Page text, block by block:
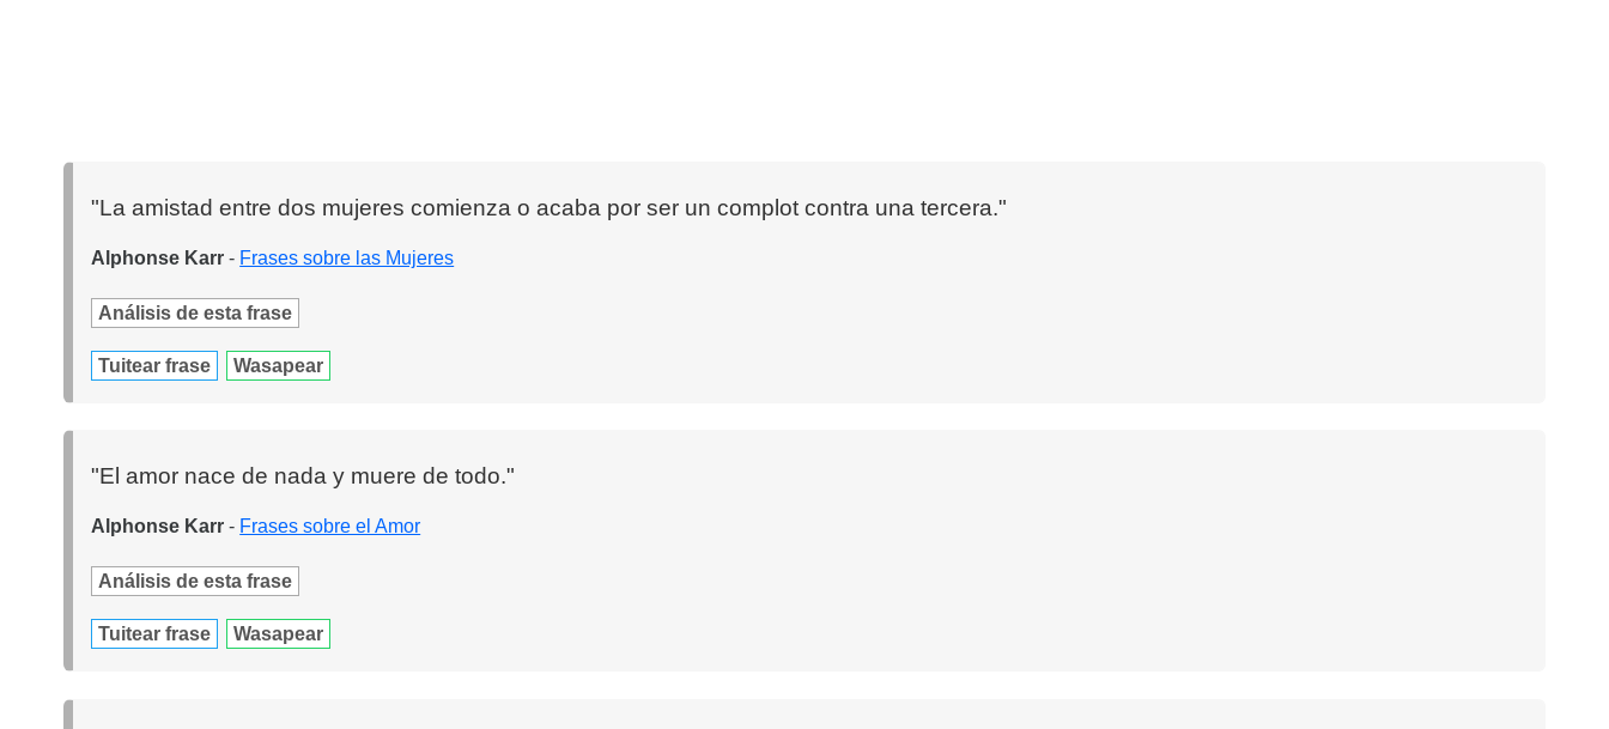
"La amistad entre dos mujeres comienza o acaba por ser un complot contra una tercera."
Alphonse Karr - Frases sobre las Mujeres
Análisis de esta frase
Tuitear frase Wasapear
"El amor nace de nada y muere de todo."
Alphonse Karr - Frases sobre el Amor
Análisis de esta frase
Tuitear frase Wasapear